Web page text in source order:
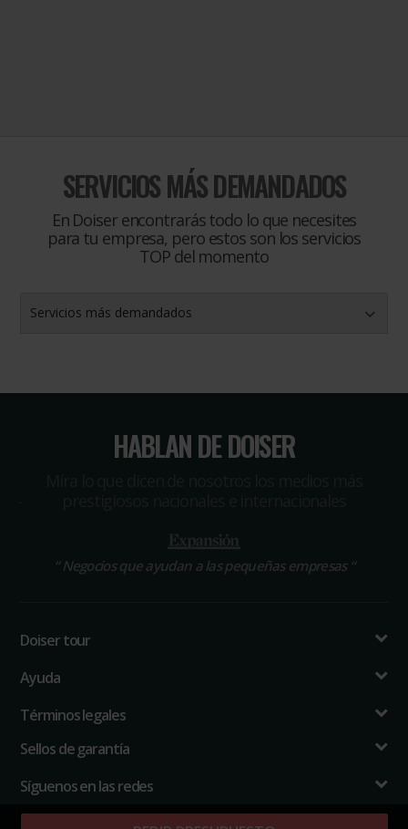
SERVICIOS MÁS DEMANDADOS
En Doiser encontrarás todo lo que necesites
para tu empresa, pero estos son los servicios
TOP del momento
Servicios más demandados
HABLAN DE DOISER
“Negocios que ayudan a las pequeñas empresas “
Doiser tour
Ayuda
Términos legales
Sellos de garantía
Síguenos en las redes